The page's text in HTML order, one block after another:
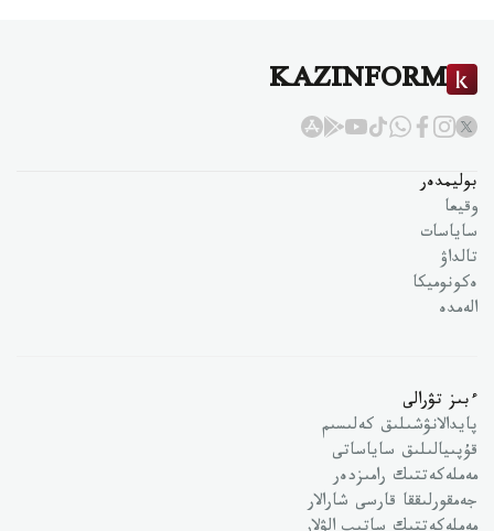
KAZINFORM
بوليمدەر
وقيعا
ساياسات
تالداۋ
ەكونوميكا
الەمدە
ءبىز تۋرالى
پايدالانۋشىلىق كەلىسىم
قۇپىيالىلىق ساياساتى
مەملەكەتتىك رامىزدەر
جەمقورلىققا قارسى شارالار